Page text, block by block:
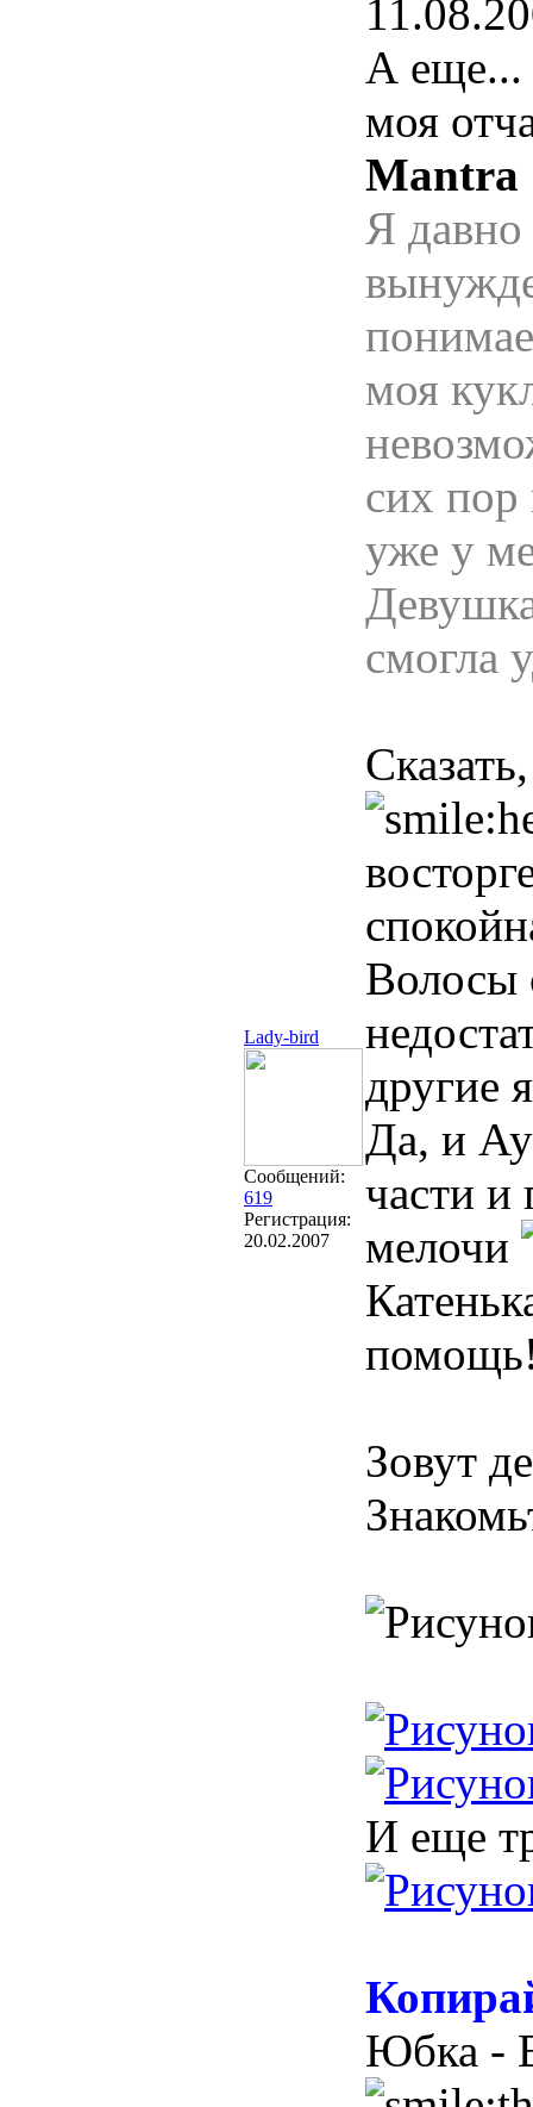
Lady-bird
Сообщений:
619
Регистрация:
20.02.2007
А еще...
моя
Mantra
Я давно
моя
сих пор
уже у
смогла
Волосы
другие
Да, и
части и
мелочи
Зовут
И еще
Юбка -